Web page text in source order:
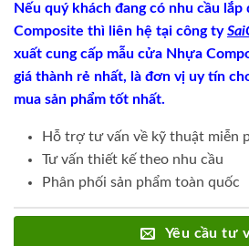
Nếu quý khách đang có nhu cầu
Composite thì liên hệ tại công ty
xuất cung cấp mẫu cửa Nhựa
giá thành rẻ nhất, là đơn vị uy tín
mua sản phẩm tốt nhất.
Hỗ trợ tư vấn về kỹ thuật miễn
Tư vấn thiết kế theo nhu cầu
Phân phối sản phẩm toàn quốc
Yêu cầu tư